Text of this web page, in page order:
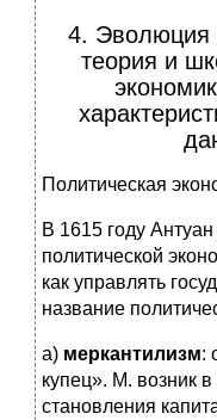
4. Эволюция
теория и
Политическая
В 1615 году
политической
как управлять
название
а) меркантилизм:
купец». М. возник
становления